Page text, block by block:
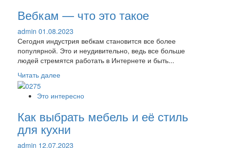
Вебкам — что это такое
admin 01.08.2023
Сегодня индустрия вебкам становится все более
популярной. Это и неудивительно, ведь все больше
людей стремятся работать в Интернете и быть...
Читать далееПрочитать
о
—
что
это
такое
Это интересно
Как выбрать мебель и её стиль
для кухни
admin 12.07.2023